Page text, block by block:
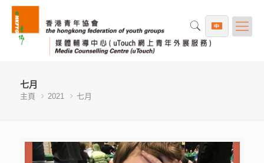
七月
主頁 2021 七月